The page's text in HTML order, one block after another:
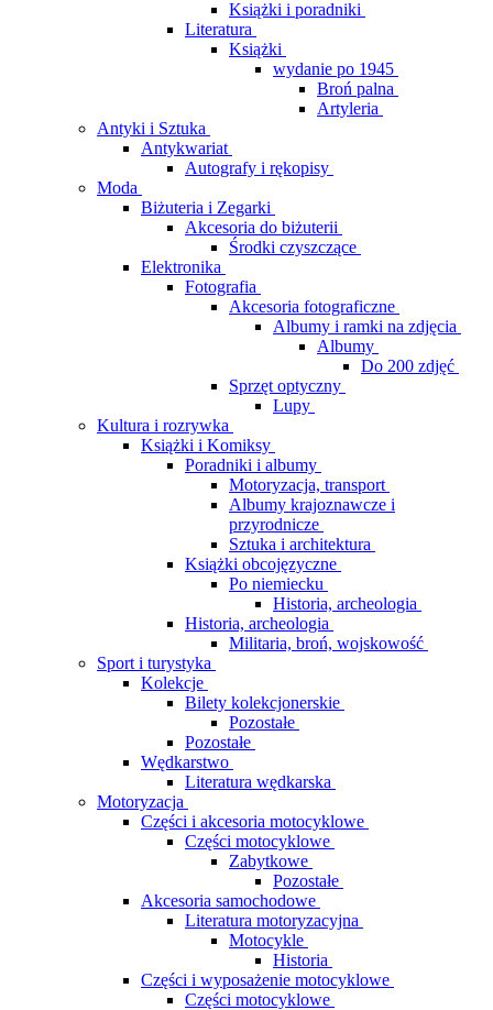
Książki i poradniki
Literatura
Książki
wydanie po 1945
Broń palna
Artyleria
Antyki i Sztuka
Antykwariat
Autografy i rękopisy
Moda
Biżuteria i Zegarki
Akcesoria do biżuterii
Środki czyszczące
Elektronika
Fotografia
Akcesoria fotograficzne
Albumy i ramki na zdjęcia
Albumy
Do 200 zdjęć
Sprzęt optyczny
Lupy
Kultura i rozrywka
Książki i Komiksy
Poradniki i albumy
Motoryzacja, transport
Albumy krajoznawcze i
przyrodnicze
Sztuka i architektura
Książki obcojęzyczne
Po niemiecku
Historia, archeologia
Historia, archeologia
Militaria, broń, wojskowość
Sport i turystyka
Kolekcje
Bilety kolekcjonerskie
Pozostałe
Pozostałe
Wędkarstwo
Literatura wędkarska
Motoryzacja
Części i akcesoria motocyklowe
Części motocyklowe
Zabytkowe
Pozostałe
Akcesoria samochodowe
Literatura motoryzacyjna
Motocykle
Historia
Części i wyposażenie motocyklowe
Części motocyklowe